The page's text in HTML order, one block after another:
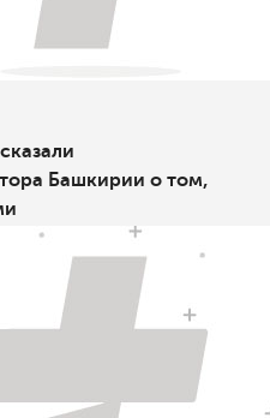
Башкирии о том,